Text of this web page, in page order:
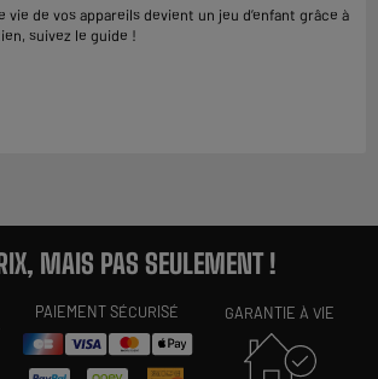
vie de vos appareils devient un jeu d’enfant grâce à
suivez le guide !
MAIS PAS SEULEMENT !
PAIEMENT SÉCURISÉ GARANTIE À VIE